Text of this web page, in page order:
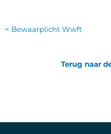
< Bewaarplicht Wwft
Terug naar